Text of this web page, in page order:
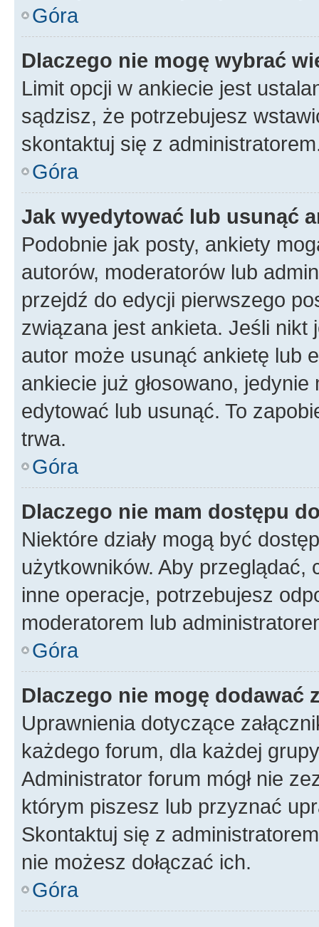
Góra
Dlaczego nie mogę wybrać
Limit opcji w ankiecie jest
sądzisz, że potrzebujesz
skontaktuj się z
Góra
Jak wyedytować lub usunąć
Podobnie jak posty, ankiety
autorów, moderatorów lub
przejdź do edycji pierwszego
związana jest ankieta. Jeśli nikt
autor może usunąć ankietę lub
ankiecie już głosowano,
edytować lub usunąć. To
trwa.
Góra
Dlaczego nie mam dostępu
Niektóre działy mogą być
użytkowników. Aby
inne operacje, potrzebujesz
moderatorem lub
Góra
Dlaczego nie mogę dodawać
Uprawnienia dotyczące
każdego forum, dla każdej
Administrator forum mógł nie
którym piszesz lub przyznać
Skontaktuj się z
nie możesz dołączać ich.
Góra